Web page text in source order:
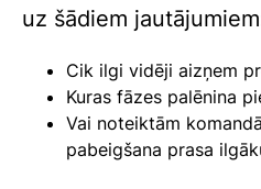
uz šādiem
Cik ilgi vidēji aizņem
Kuras fāzes palēnina
Vai noteiktām
pabeigšana prasa